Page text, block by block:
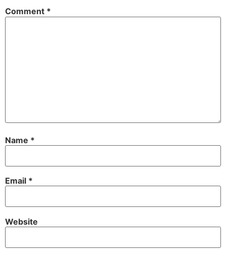
Comment *
Name *
Email *
Website